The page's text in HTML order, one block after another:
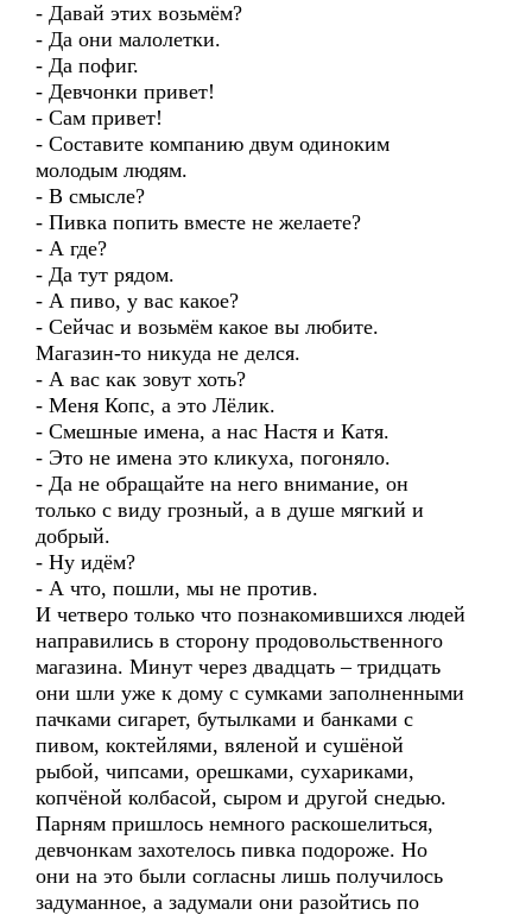
- Давай этих возьмём?
- Да они малолетки.
- Да пофиг.
- Девчонки привет!
- Сам привет!
- Составите компанию двум одиноким
молодым людям.
- В смысле?
- Пивка попить вместе не желаете?
- А где?
- Да тут рядом.
- А пиво, у вас какое?
- Сейчас и возьмём какое вы любите.
Магазин-то никуда не делся.
- А вас как зовут хоть?
- Меня Копс, а это Лёлик.
- Смешные имена, а нас Настя и Катя.
- Это не имена это кликуха, погоняло.
- Да не обращайте на него внимание, он
только с виду грозный, а в душе мягкий и
добрый.
- Ну идём?
- А что, пошли, мы не против.
И четверо только что познакомившихся людей
направились в сторону продовольственного
магазина. Минут через двадцать – тридцать
они шли уже к дому с сумками заполненными
пачками сигарет, бутылками и банками с
пивом, коктейлями, вяленой и сушёной
рыбой, чипсами, орешками, сухариками,
копчёной колбасой, сыром и другой снедью.
Парням пришлось немного раскошелиться,
девчонкам захотелось пивка подороже. Но
они на это были согласны лишь получилось
задуманное, а задумали они разойтись по